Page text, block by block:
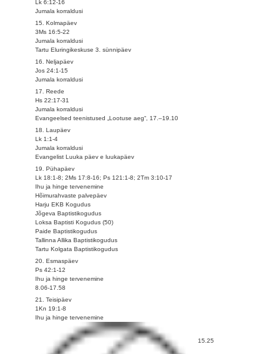
Lk 6:12-16
Jumala korraldusi
15. Kolmapäev
3Ms 16:5-22
Jumala korraldusi
Tartu Eluringikeskuse 3. sünnipäev
16. Neljapäev
Jos 24:1-15
Jumala korraldusi
17. Reede
Hs 22:17-31
Jumala korraldusi
Evangeelsed teenistused „Lootuse aeg“, 17.–19.10
18. Laupäev
Lk 1:1-4
Jumala korraldusi
Evangelist Luuka päev e luukapäev
19. Pühapäev
Lk 18:1-8; 2Ms 17:8-16; Ps 121:1-8; 2Tm 3:10-17
Ihu ja hinge tervenemine
Hõimurahvaste palvepäev
Harju EKB Kogudus
Jõgeva Baptistikogudus
Loksa Baptisti Kogudus (50)
Paide Baptistikogudus
Tallinna Allika Baptistikogudus
Tartu Kolgata Baptistikogudus
20. Esmaspäev
Ps 42:1-12
Ihu ja hinge tervenemine
8.06-17.58
21. Teisipäev
1Kn 19:1-8
Ihu ja hinge tervenemine
15.25